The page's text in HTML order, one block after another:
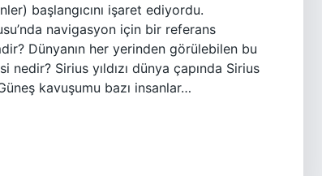
başlangıcını işaret ediyordu.
navigasyon için bir referans
Dünyanın her yerinden görülebilen bu
nedir? Sirius yıldızı dünya çapında Sirius
kavuşumu bazı insanlar…